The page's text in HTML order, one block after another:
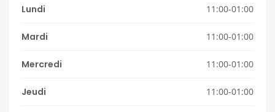
Lundi 11:00-01:00
Mardi 11:00-01:00
Mercredi 11:00-01:00
Jeudi 11:00-01:00